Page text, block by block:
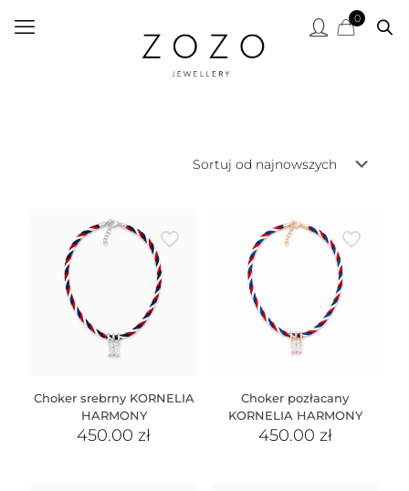
0
Choker srebrny KORNELIA
HARMONY
450.00zł
Choker pozłacany
KORNELIA HARMONY
450.00 zł